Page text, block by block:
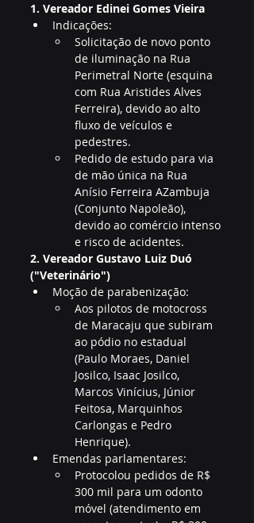
1. Vereador Edinei Gomes Vieira
Indicações:
Solicitação de novo ponto
de iluminação na Rua
Perimetral Norte (esquina
com Rua Aristides Alves
Ferreira), devido ao alto
fluxo de veículos e
pedestres.
Pedido de estudo para via
de mão única na Rua
Anísio Ferreira AZambuja
(Conjunto Napoleão),
devido ao comércio intenso
e risco de acidentes.
2. Vereador Gustavo Luiz Duó
("Veterinário")
Moção de parabenização:
Aos pilotos de motocross
de Maracaju que subiram
ao pódio no estadual
(Paulo Moraes, Daniel
Josilco, Isaac Josilco,
Marcos Vinícius, Júnior
Feitosa, Marquinhos
Carlongas e Pedro
Henrique).
Emendas parlamentares:
Protocolou pedidos de R$
300 mil para um odonto
móvel (atendimento em